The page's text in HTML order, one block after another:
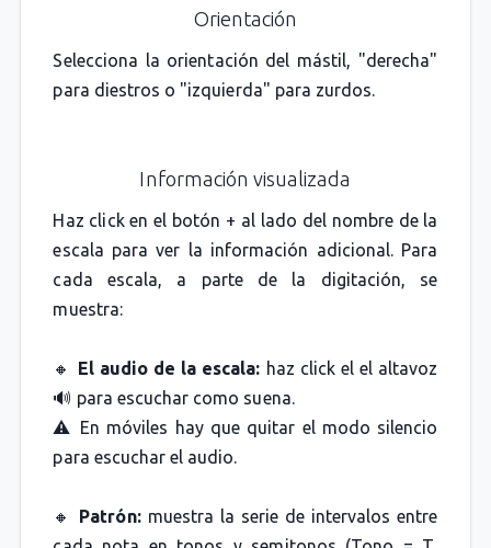
Orientación
Selecciona la orientación del mástil, "derecha"
para diestros o "izquierda" para zurdos.
Información visualizada
Haz click en el botón + al lado del nombre de la
escala para ver la información adicional. Para
cada escala, a parte de la digitación, se
muestra:
🔸 El audio de la escala: haz click el el altavoz
🔊 para escuchar como suena.
⚠️ En móviles hay que quitar el modo silencio
para escuchar el audio.
🔸 Patrón:muestra la serie de intervalos entre